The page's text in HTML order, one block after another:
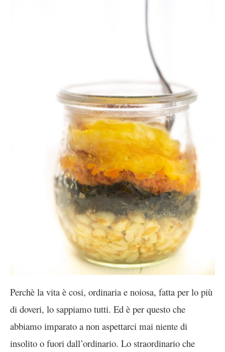
Perchè la vita è cosi, ordinaria e noiosa, fatta per lo più
di doveri, lo sappiamo tutti. Ed è per questo che
abbiamo imparato a non aspettarci mai niente di
insolito o fuori dall’ordinario. Lo straordinario che